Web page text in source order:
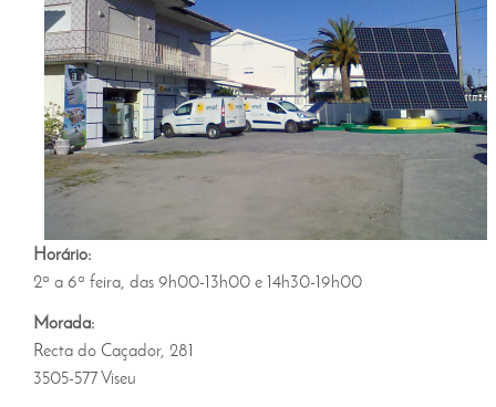
Horário:
2ª a 6ª feira, das 9h00-13h00 e 14h30-19h00
Morada:
Recta do Caçador, 281
3505-577 Viseu